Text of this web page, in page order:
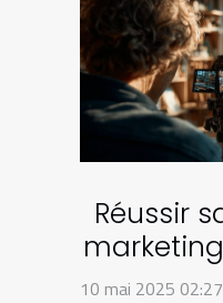
Réussir
10 mai 2025 02:27